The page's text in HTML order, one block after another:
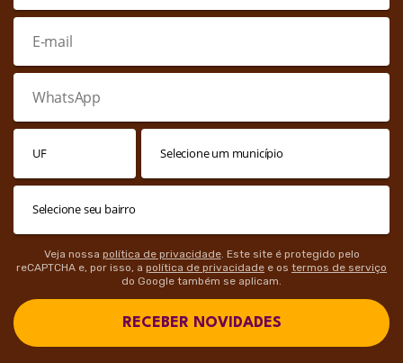
Veja nossa política de privacidade. Este site é protegido pelo
reCAPTCHA e, por isso, a política de privacidade e os termos de serviço
do Google também se aplicam.
RECEBER NOVIDADES